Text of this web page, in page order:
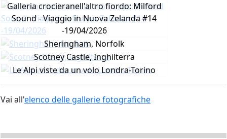
Galleria crocieranell'altro fiordo: Milford
Sound - Viaggio in Nuova Zelanda #14
-19/04/2026
Sheringham, Norfolk
Scotney Castle, Inghilterra
Le Alpi viste da un volo Londra-Torino
Vai all'elenco delle gallerie fotografiche